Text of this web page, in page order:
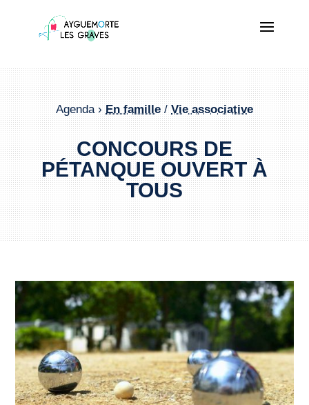
Agenda ›En famille/Vie associative
CONCOURS DE
PÉTANQUE OUVERT À
TOUS